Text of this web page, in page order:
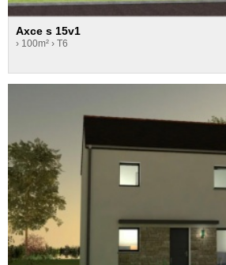
Axce s 15v1
› 100m² › T6